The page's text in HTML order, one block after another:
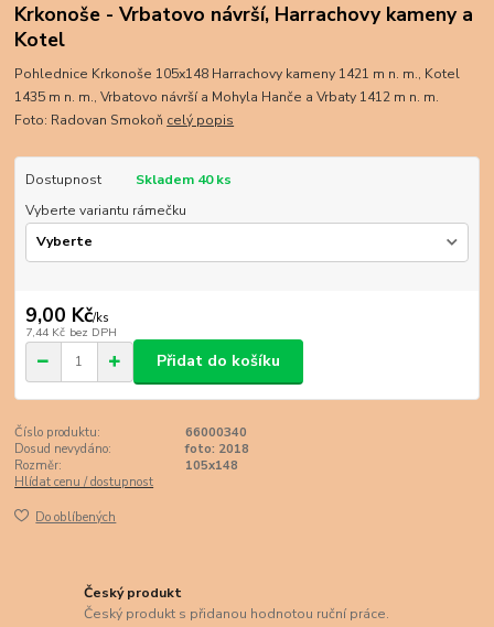
Krkonoše - Vrbatovo návrší, Harrachovy kameny a
Kotel
Pohlednice Krkonoše 105x148 Harrachovy kameny 1421 m n. m., Kotel
1435 m n. m., Vrbatovo návrší a Mohyla Hanče a Vrbaty 1412 m n. m.
Foto: Radovan Smokoň celý popis
Dostupnost
Skladem 40 ks
Vyberte variantu rámečku
9,00 Kč/ks
7,44 Kč bez DPH
Přidat do košíku
Číslo produktu:
66000340
Dosud nevydáno:
foto: 2018
Rozměr:
105x148
Hlídat cenu / dostupnost
Do oblíbených
Český produkt
Český produkt s přidanou hodnotou ruční práce.